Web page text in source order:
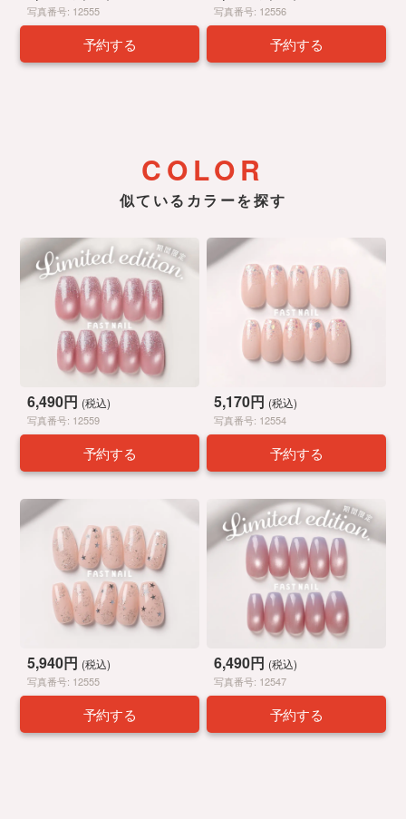
写真番号: 12555
予約する
写真番号: 12556
予約する
COLOR
似ているカラーを探す
6,490円 (税込)
写真番号: 12559
予約する
5,170円 (税込)
写真番号: 12554
予約する
5,940円 (税込)
写真番号: 12555
予約する
6,490円 (税込)
写真番号: 12547
予約する